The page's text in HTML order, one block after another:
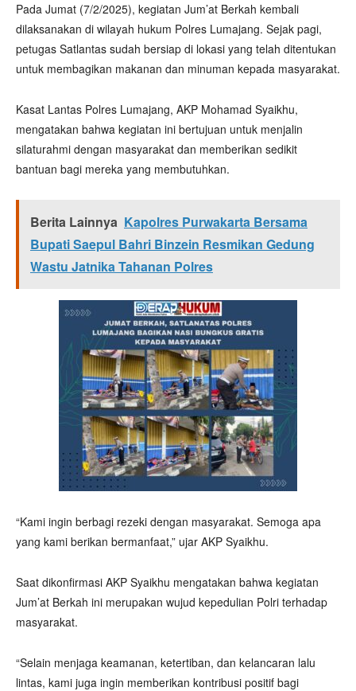
Pada Jumat (7/2/2025), kegiatan Jum’at Berkah kembali
dilaksanakan di wilayah hukum Polres Lumajang. Sejak pagi,
petugas Satlantas sudah bersiap di lokasi yang telah ditentukan
untuk membagikan makanan dan minuman kepada masyarakat.
Kasat Lantas Polres Lumajang, AKP Mohamad Syaikhu,
mengatakan bahwa kegiatan ini bertujuan untuk menjalin
silaturahmi dengan masyarakat dan memberikan sedikit
bantuan bagi mereka yang membutuhkan.
Berita Lainnya Kapolres Purwakarta Bersama
Bupati Saepul Bahri Binzein Resmikan Gedung
Wastu Jatnika Tahanan Polres
“Kami ingin berbagi rezeki dengan masyarakat. Semoga apa
yang kami berikan bermanfaat,” ujar AKP Syaikhu.
Saat dikonfirmasi AKP Syaikhu mengatakan bahwa kegiatan
Jum’at Berkah ini merupakan wujud kepedulian Polri terhadap
masyarakat.
“Selain menjaga keamanan, ketertiban, dan kelancaran lalu
lintas, kami juga ingin memberikan kontribusi positif bagi